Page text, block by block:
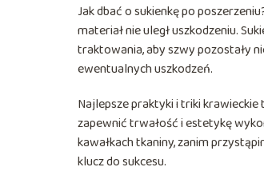
Jak dbać o sukienkę po
materiał nie uległ uszkodzeniu.
traktowania, aby szwy pozostały
ewentualnych uszkodzeń.
Najlepsze praktyki i triki
zapewnić trwałość i estetykę
kawałkach tkaniny, zanim
klucz do sukcesu.